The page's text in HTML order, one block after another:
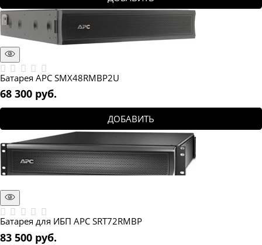
Батарея APC SMX48RMBP2U
68 300 руб.
ДОБАВИТЬ
Батарея для ИБП APC SRT72RMBP
83 500 руб.